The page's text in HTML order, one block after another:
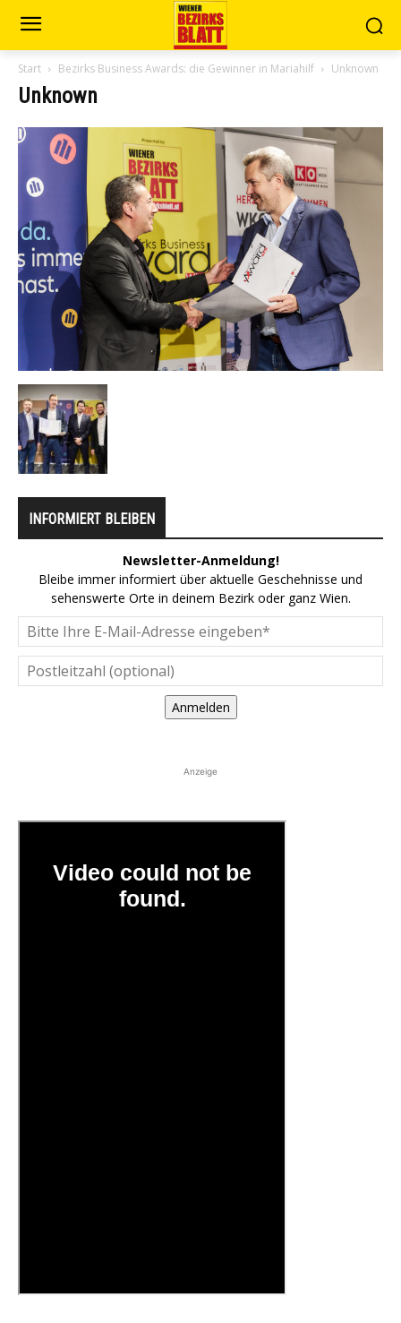
Start Bezirks Business Awards: die Gewinner in Mariahilf Unknown
Unknown
INFORMIERT BLEIBEN
Newsletter-Anmeldung!
Bleibe immer informiert über aktuelle Geschehnisse und
sehenswerte Orte in deinem Bezirk oder ganz Wien.
Anmelden
Anzeige